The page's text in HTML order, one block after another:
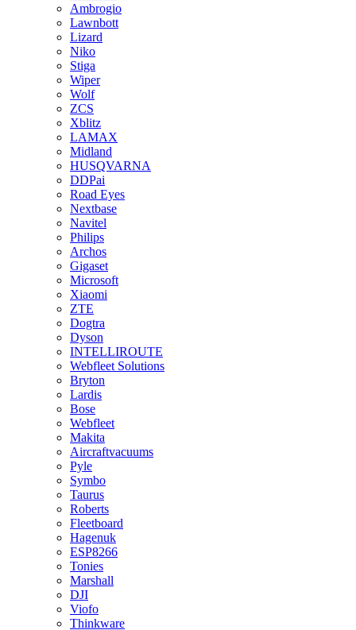
Ambrogio
Lawnbott
Lizard
Niko
Stiga
Wiper
Wolf
ZCS
Xblitz
LAMAX
Midland
HUSQVARNA
DDPai
Road Eyes
Nextbase
Navitel
Philips
Archos
Gigaset
Microsoft
Xiaomi
ZTE
Dogtra
Dyson
INTELLIROUTE
Webfleet Solutions
Bryton
Lardis
Bose
Webfleet
Makita
Aircraftvacuums
Pyle
Symbo
Taurus
Roberts
Fleetboard
Hagenuk
ESP8266
Tonies
Marshall
DJI
Viofo
Thinkware